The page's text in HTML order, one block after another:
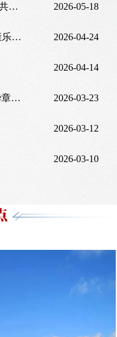
康乐百年牡丹园盛花期将至，共赴国色天香之约 2026-05-18
巾帼展风采·运动促健康——康乐县第二届“丽康杯”女子篮球赛预告 2026-04-24
2026-04-14
黄河明珠绘新卷 融合赋能谱华章——“十四五”时期临夏州文旅产业发展综述 2026-03-23
2026-03-12
2026-03-10